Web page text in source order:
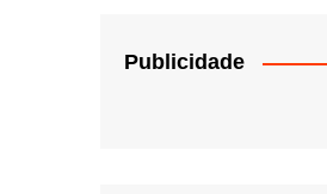
Publicidade